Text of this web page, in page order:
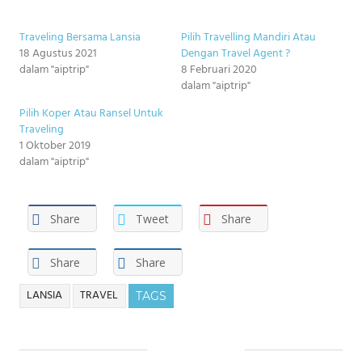
Traveling Bersama Lansia
18 Agustus 2021
dalam "aiptrip"
Pilih Travelling Mandiri Atau
Dengan Travel Agent ?
8 Februari 2020
dalam "aiptrip"
Pilih Koper Atau Ransel Untuk
Traveling
1 Oktober 2019
dalam "aiptrip"
Share Tweet Share
Share Share
TAGS
LANSIA TRAVEL